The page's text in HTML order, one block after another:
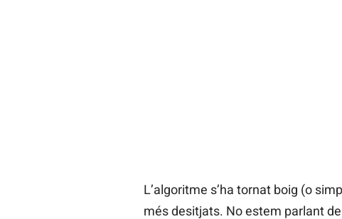
L’algoritme s’ha tornat boig (o
més desitjats. No estem parlant